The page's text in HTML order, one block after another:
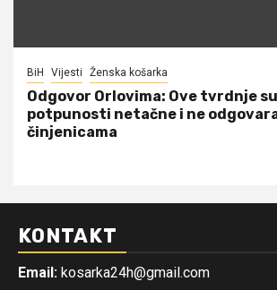
BiH Vijesti Ženska košarka
Odgovor Orlovima: ​Ove tvrdnje
potpunosti netačne i ne
činjenicama
KONTAKT
Email: kosarka24h@gmail.com